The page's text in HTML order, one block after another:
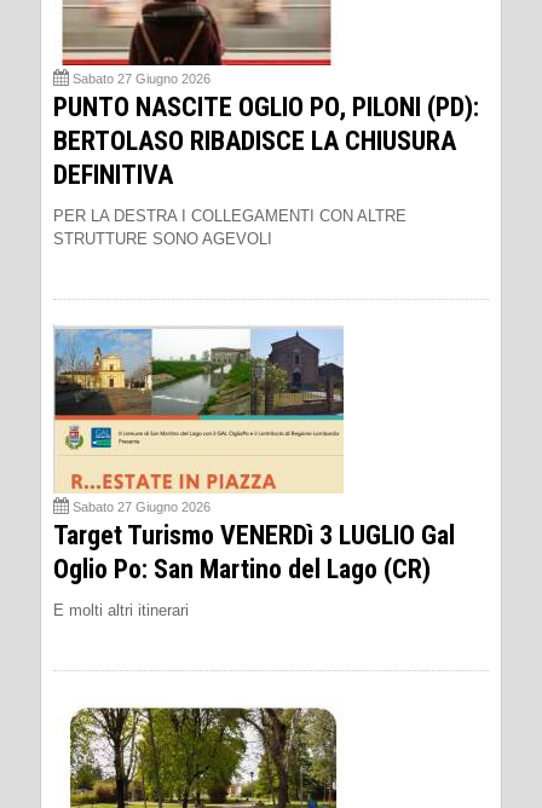
Sabato 27 Giugno 2026
PUNTO NASCITE OGLIO PO, PILONI (PD):
BERTOLASO RIBADISCE LA CHIUSURA
DEFINITIVA
PER LA DESTRA I COLLEGAMENTI CON ALTRE
STRUTTURE SONO AGEVOLI
Sabato 27 Giugno 2026
Target Turismo VENERDì 3 LUGLIO Gal
Oglio Po: San Martino del Lago (CR)
E molti altri itinerari